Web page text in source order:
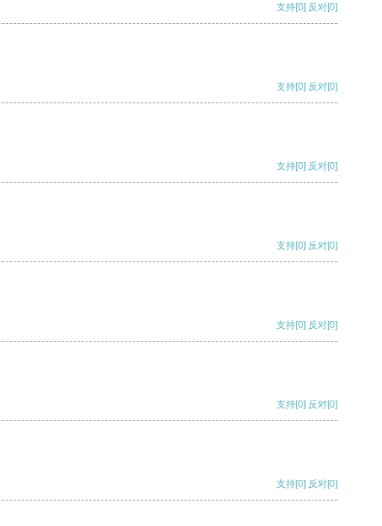
支持[0] 反对[0]
支持[0] 反对[0]
支持[0] 反对[0]
支持[0] 反对[0]
支持[0] 反对[0]
支持[0] 反对[0]
支持[0] 反对[0]